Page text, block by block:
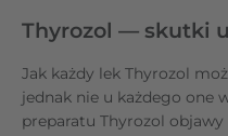
Thyrozol — skutki
Jak każdy lek Thyrozol
jednak nie u każdego one
preparatu Thyrozol